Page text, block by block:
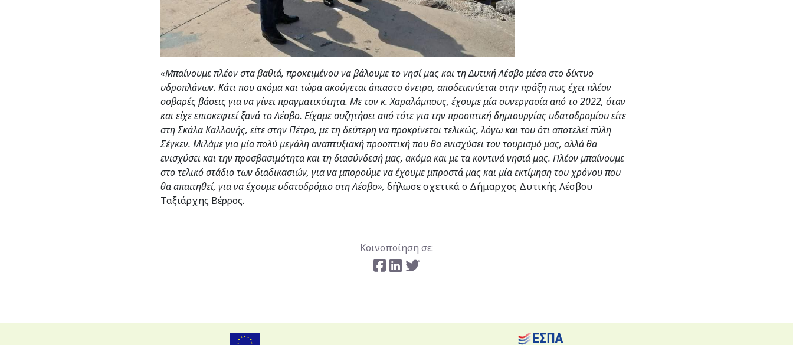
«Μπαίνουμε πλέον στα βαθιά, προκειμένου να βάλουμε το νησί μας και τη Δυτική Λέσβο μέσα στο δίκτυο
υδροπλάνων. Κάτι που ακόμα και τώρα ακούγεται άπιαστο όνειρο, αποδεικνύεται στην πράξη πως έχει πλέον
σοβαρές βάσεις για να γίνει πραγματικότητα. Με τον κ. Χαραλάμπους, έχουμε μία συνεργασία από το 2022, όταν
και είχε επισκεφτεί ξανά το Λέσβο. Είχαμε συζητήσει από τότε για την προοπτική δημιουργίας υδατοδρομίου είτε
στη Σκάλα Καλλονής, είτε στην Πέτρα, με τη δεύτερη να προκρίνεται τελικώς, λόγω και του ότι αποτελεί πύλη
Σέγκεν. Μιλάμε για μία πολύ μεγάλη αναπτυξιακή προοπτική που θα ενισχύσει τον τουρισμό μας, αλλά θα
ενισχύσει και την προσβασιμότητα και τη διασύνδεσή μας, ακόμα και με τα κοντινά νησιά μας. Πλέον μπαίνουμε
στο τελικό στάδιο των διαδικασιών, για να μπορούμε να έχουμε μπροστά μας και μία εκτίμηση του χρόνου που
θα απαιτηθεί, για να έχουμε υδατοδρόμιο στη Λέσβο», δήλωσε σχετικά ο Δήμαρχος Δυτικής Λέσβου
Ταξιάρχης Βέρρος.
Κοινοποίηση σε: